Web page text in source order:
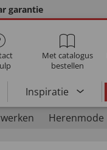
garantie
Met catalogus
bestellen
Inspiratie
Herenmode